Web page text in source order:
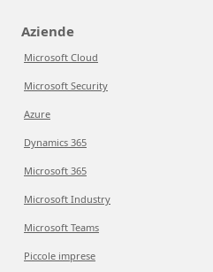
Aziende
Microsoft Cloud
Microsoft Security
Azure
Dynamics 365
Microsoft 365
Microsoft Industry
Microsoft Teams
Piccole imprese